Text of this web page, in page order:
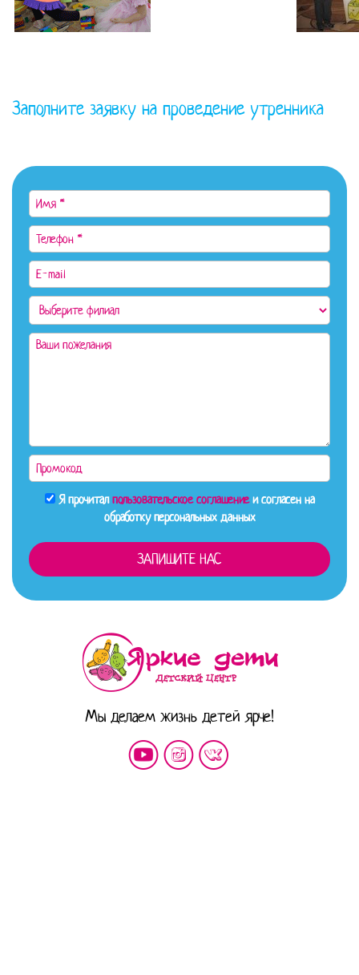
Заполните заявку на проведение утренника
Я прочиталпользовательское соглашениеи согласен на
обработку персональных данных
Мы делаем жизнь детей ярче!